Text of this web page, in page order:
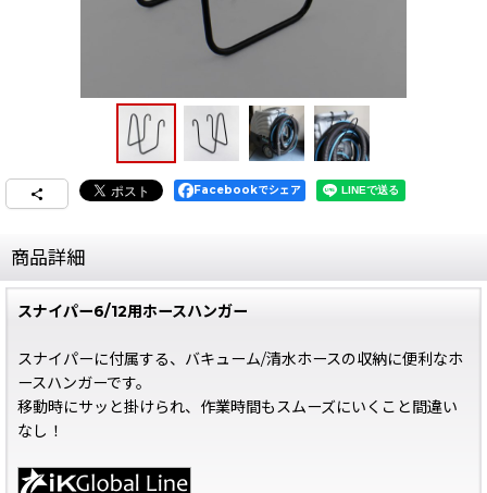
Facebookでシェア
商品詳細
スナイパー6/12用ホースハンガー
スナイパーに付属する、バキューム/清水ホースの収納に便利なホ
ースハンガーです。
移動時にサッと掛けられ、作業時間もスムーズにいくこと間違い
なし！